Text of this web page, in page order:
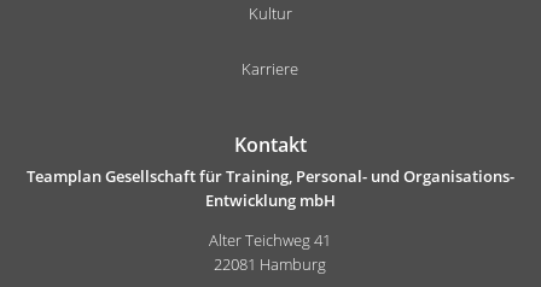
Kultur
Karriere
Kontakt
Teamplan Gesellschaft für Training, Personal- und Organisations-
Entwicklung mbH
Alter Teichweg 41
22081 Hamburg